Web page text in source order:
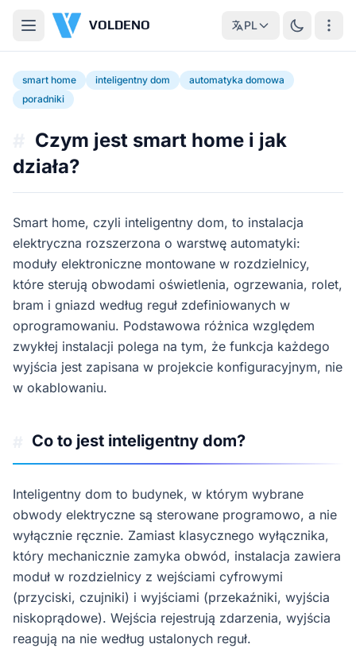
VOLDENO PL
smart home inteligentny dom
automatyka domowa
poradniki
Czym jest smart home i jak
działa?
Smart home, czyli inteligentny dom, to instalacja
elektryczna rozszerzona o warstwę automatyki:
moduły elektroniczne montowane w rozdzielnicy,
które sterują obwodami oświetlenia, ogrzewania, rolet,
bram i gniazd według reguł zdefiniowanych w
oprogramowaniu. Podstawowa różnica względem
zwykłej instalacji polega na tym, że funkcja każdego
wyjścia jest zapisana w projekcie konfiguracyjnym, nie
w okablowaniu.
Co to jest inteligentny dom?
Inteligentny dom to budynek, w którym wybrane
obwody elektryczne są sterowane programowo, a nie
wyłącznie ręcznie. Zamiast klasycznego wyłącznika,
który mechanicznie zamyka obwód, instalacja zawiera
moduł w rozdzielnicy z wejściami cyfrowymi
(przyciski, czujniki) i wyjściami (przekaźniki, wyjścia
niskoprądowe). Wejścia rejestrują zdarzenia, wyjścia
reagują na nie według ustalonych reguł.